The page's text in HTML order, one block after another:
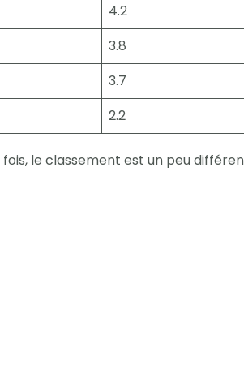
4.2
3.8
3.7
2.2
le classement est un peu